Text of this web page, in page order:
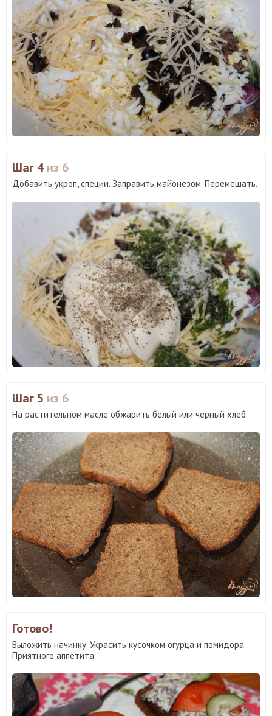
Шаг 4из 6
Добавить укроп, специи. Заправить майонезом. Перемешать.
Шаг 5 из 6
На растительном масле обжарить белый или черный хлеб.
Готово!
Выложить начинку. Украсить кусочком огурца и помидора.
Приятного аппетита.